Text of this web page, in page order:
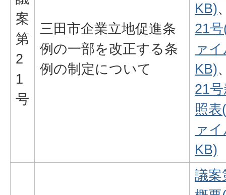
案
第
2
1
号
三田市企業立地促進条
例の一部を改正する条
例の制定について
KB)
21
ァ
KB)
21
照
ァ
KB)
議案